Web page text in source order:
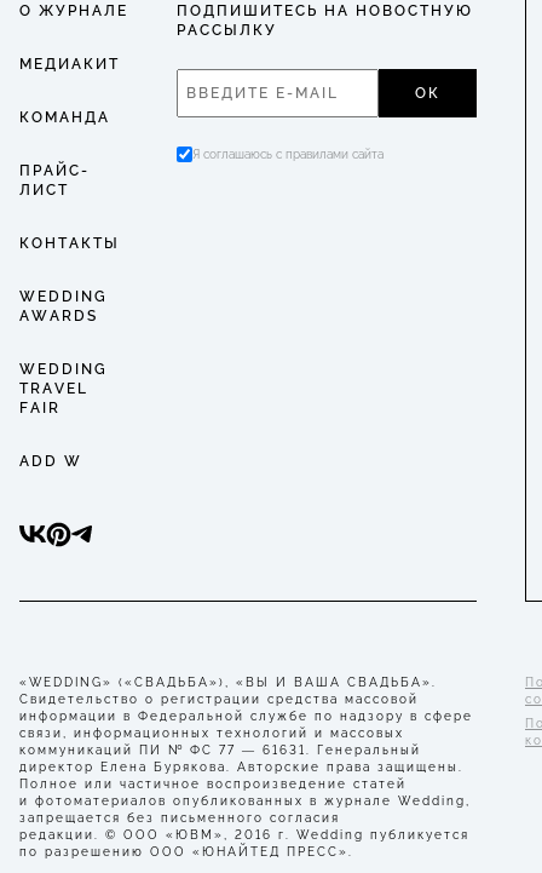
О ЖУРНАЛЕ
МЕДИАКИТ
КОМАНДА
ПРАЙС-
ЛИСТ
КОНТАКТЫ
WEDDING
AWARDS
WEDDING
TRAVEL
FAIR
ADD W
ПОДПИШИТЕСЬ НА НОВОСТНУЮ
РАССЫЛКУ
ОК
Я соглашаюсь с правилами сайта
«WEDDING» («СВАДЬБА»), «ВЫ И ВАША СВАДЬБА».
Свидетельство о регистрации средства массовой
информации в Федеральной службе по надзору в сфере
связи, информационных технологий и массовых
коммуникаций ПИ № ФС 77 — 61631. Генеральный
директор Елена Бурякова. Авторские права защищены.
Полное или частичное воспроизведение статей
и фотоматериалов опубликованных в журнале Wedding,
запрещается без письменного согласия
редакции. © ООО «ЮВМ», 2016 г. Wedding публикуется
по разрешению ООО «ЮНАЙТЕД ПРЕСС».